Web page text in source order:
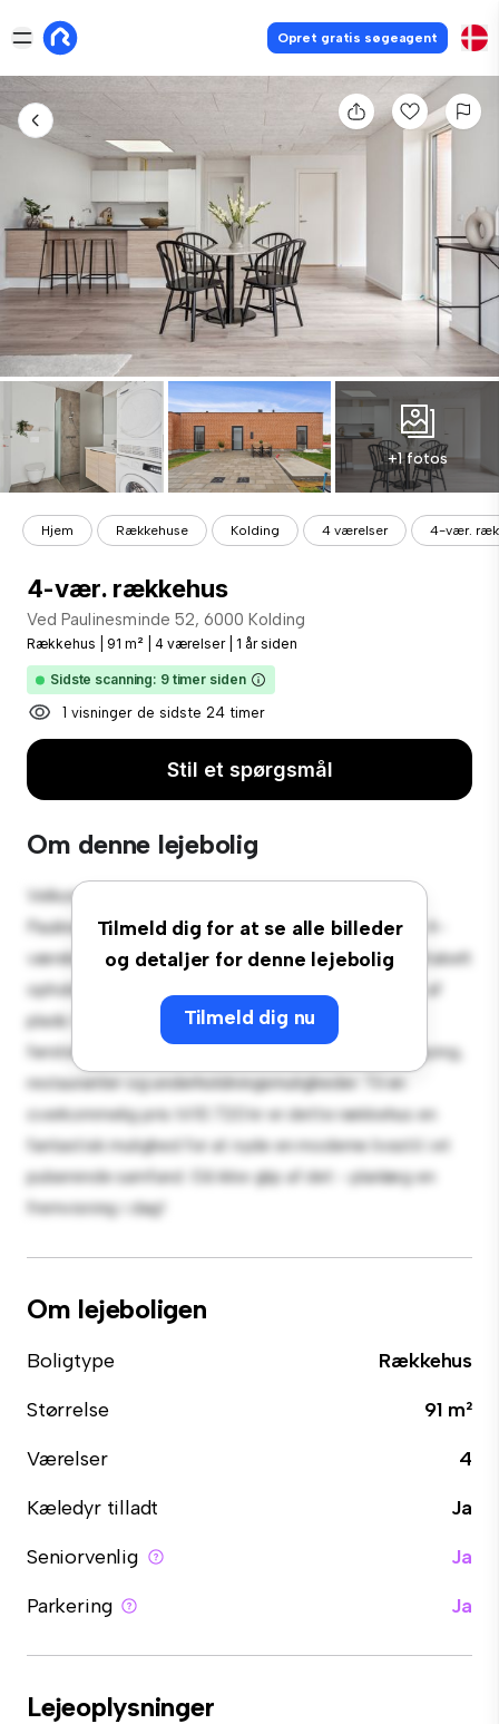
Opret gratis søgeagent
+1 fotos
Hjem Rækkehuse Kolding 4 værelser 4-vær.
4-vær. rækkehus
Ved Paulinesminde 52, 6000 Kolding
Rækkehus 91 m² 4 værelser 1 år siden
Sidste scanning: 9 timer siden
1 visninger de sidste 24 timer
Stil et spørgsmål
Om denne lejebolig
Tilmeld dig for at se alle billeder
og detaljer for denne lejebolig
Tilmeld dig nu
Velkommen til dit nye byhusreservat på Ved
Paulinesminde 52, 6000 Kolding! Dette rummelige 4-
værelses rækkehus tilbyder et moderne og komfortabelt
opholdsrum. Det veldesignede layout giver masser af
plads til afslapning og underholdning. Med sin
førsteklasses beliggenhed vil du være tæt på shopping,
restauranter og underholdningsmuligheder. Til en
overkommelig pris til 10.720 kr er dette rækkehus en
fantastisk mulighed for at nyde en moderne livsstil i et
pulserende samfund. Gå ikke glip af det - planlæg en
fremvisning i dag!
Om lejeboligen
Boligtype
Rækkehus
Størrelse
91 m²
Værelser
4
Kæledyr tilladt
Ja
Seniorvenlig
Ja
Parkering
Ja
Lejeoplysninger